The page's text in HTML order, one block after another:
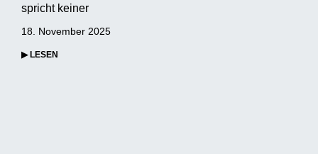
spricht keiner
18. November 2025
▶ LESEN